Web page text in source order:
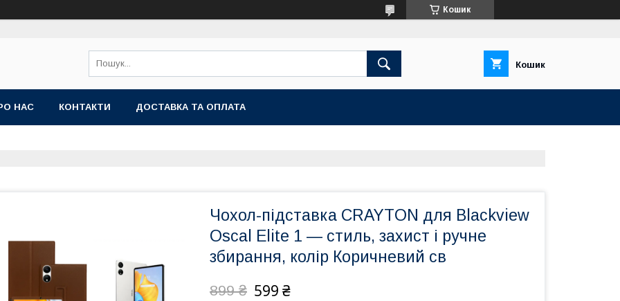
Кошик
Кошик
НАС КОНТАКТИ ДОСТАВКА ТА ОПЛАТА
Чохол-підставка CRAYTON для Blackview
Oscal Elite 1 — стиль, захист і ручне
збирання, колір Коричневий св
899 ₴ 599 ₴